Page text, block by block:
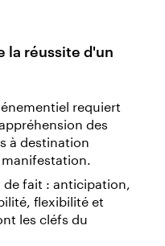
la réussite d'un
requiert
des
à destination
fait : anticipation,
flexibilité et
les cléfs du